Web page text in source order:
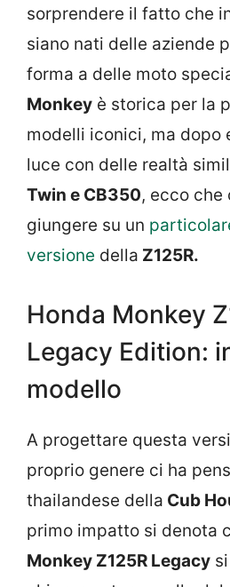
sorprendere il fatto che
siano nati delle aziende
forma a delle moto
Monkey è storica per la
modelli iconici, ma dopo
luce con delle realtà
Twin e CB350, ecco che
giungere su un
versione della Z125R.
Honda Monkey
Legacy Edition:
modello
A progettare questa
proprio genere ci ha
thailandese della Cub
primo impatto si denota
Monkey Z125R Legacy